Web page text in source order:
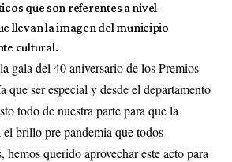
que son referentes a nivel
llevan la imagen del municipio
cultural.
gala del 40 aniversario de los Premios
que ser especial y desde el departamento
todo de nuestra parte para que la
el brillo pre pandemia que todos
hemos querido aprovechar este acto para